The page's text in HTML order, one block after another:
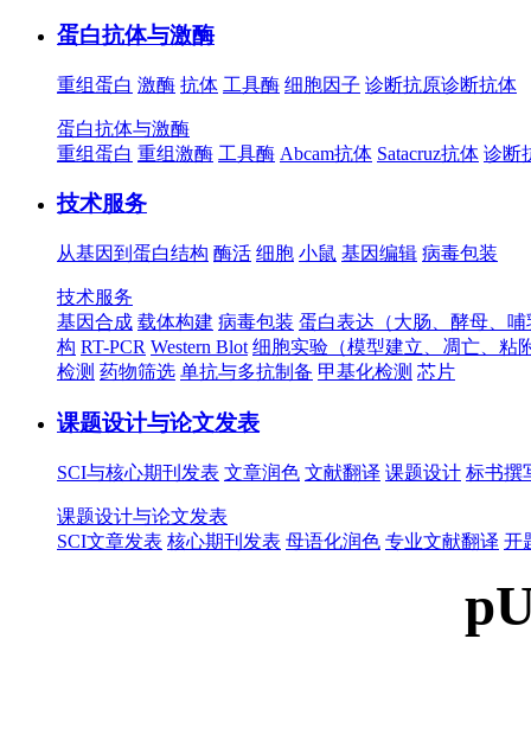
蛋白抗体与激酶
重组蛋白 激酶 抗体 工具酶 细胞因子 诊断抗原诊断抗体
蛋白抗体与激酶
重组蛋白 重组激酶 工具酶 Abcam抗体 Satacruz抗体 诊断
技术服务
从基因到蛋白结构 酶活 细胞 小鼠 基因编辑 病毒包装
技术服务
基因合成 载体构建 病毒包装 蛋白表达（大肠、酵母、
构 RT-PCR Western Blot 细胞实验（模型建立、凋亡、粘
检测 药物筛选 单抗与多抗制备 甲基化检测 芯片
课题设计与论文发表
SCI与核心期刊发表 文章润色 文献翻译 课题设计 标书撰
课题设计与论文发表
SCI文章发表 核心期刊发表 母语化润色 专业文献翻译 开